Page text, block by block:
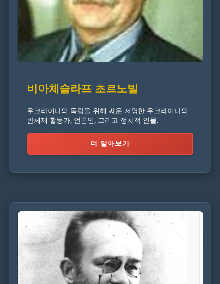
비아체슬라프 초르노빌
우크라이나의 독립을 위해 싸운 저명한 우크라이나의
반체제 활동가, 언론인, 그리고 정치적 인물.
더 알아보기